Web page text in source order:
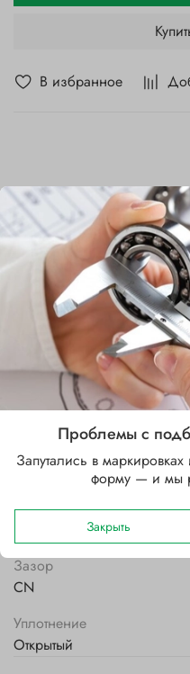
В избранное
Характеристики
Бренд
Внутренний диаметр d, мм
Наружный диаметр D, мм
290
Ширина B, мм
75
Сепаратор
Зазор
CN
Уплотнение
Открытый
Проблемы с
Запутались в
форму — и мы
Закрыть